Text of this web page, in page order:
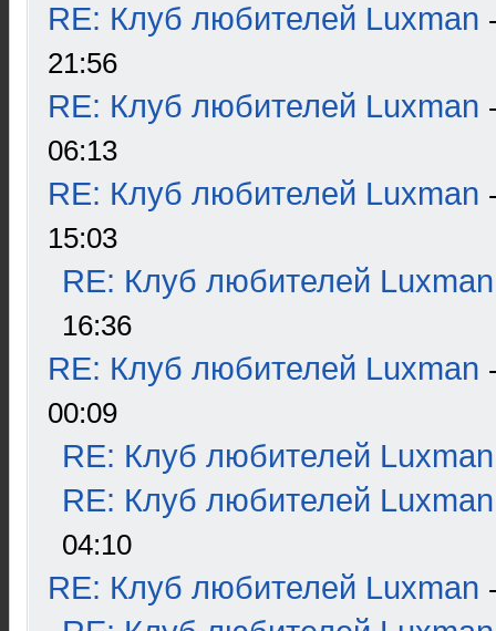
RE: Клуб любителей Luxman
21:56
RE: Клуб любителей Luxman
06:13
RE: Клуб любителей Luxman
15:03
RE: Клуб любителей Luxman
16:36
RE: Клуб любителей Luxman
00:09
RE: Клуб любителей Luxman
RE: Клуб любителей Luxman
04:10
RE: Клуб любителей Luxman